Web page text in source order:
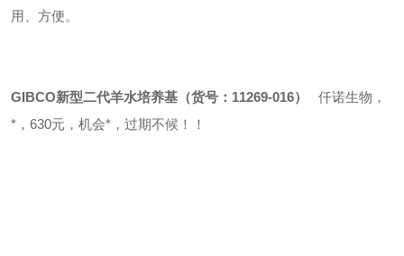
用、方便。
GIBCO新型二代羊水培养基（货号：11269-016） 仟诺生物，
*，630元，机会*，过期不候！！